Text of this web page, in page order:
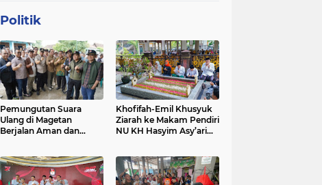
Politik
Pemungutan Suara
Ulang di Magetan
Berjalan Aman dan
Khofifah-Emil Khusyuk
Ziarah ke Makam Pendiri
NU KH Hasyim Asy’ari